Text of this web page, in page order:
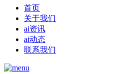
首页
关于我们
ai资讯
ai动态
联系我们